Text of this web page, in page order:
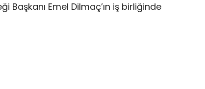
Başkanı Emel Dilmaç’ın iş birliğinde